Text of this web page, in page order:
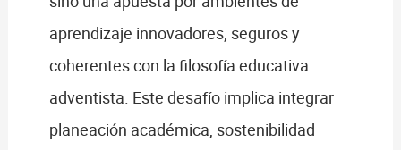
aprendizaje innovadores, seguros y
coherentes con la filosofía educativa
adventista. Este desafío implica integrar
planeación académica, sostenibilidad